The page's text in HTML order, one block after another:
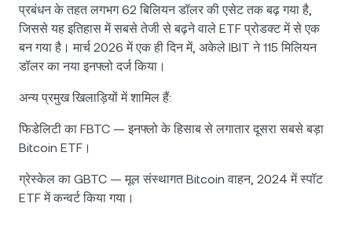
प्रबंधन के तहत लगभग 62 बिलियन डॉलर की एसेट तक बढ़ गया है,
जिससे यह इतिहास में सबसे तेजी से बढ़ने वाले ETF प्रोडक्ट में से एक
बन गया है। मार्च 2026 में एक ही दिन में, अकेले IBIT ने 115 मिलियन
डॉलर का नया इनफ्लो दर्ज किया।
अन्य प्रमुख खिलाड़ियों में शामिल हैं:
फिडेलिटी का FBTC — इनफ्लो के हिसाब से लगातार दूसरा सबसे बड़ा
Bitcoin ETF।
ग्रेस्केल का GBTC — मूल संस्थागत Bitcoin वाहन, 2024 में स्पॉट
ETF में कन्वर्ट किया गया।